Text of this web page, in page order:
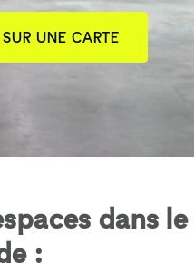
UNE CARTE
dans le
: